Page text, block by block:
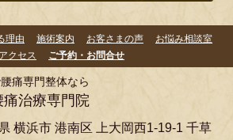
理由 施術案内 お客さまの声
お悩み相談室
アクセス
ご予約・お問合せ
痛専門整体なら
治療専門院
横浜市 港南区 上大岡西1-19-1 千草